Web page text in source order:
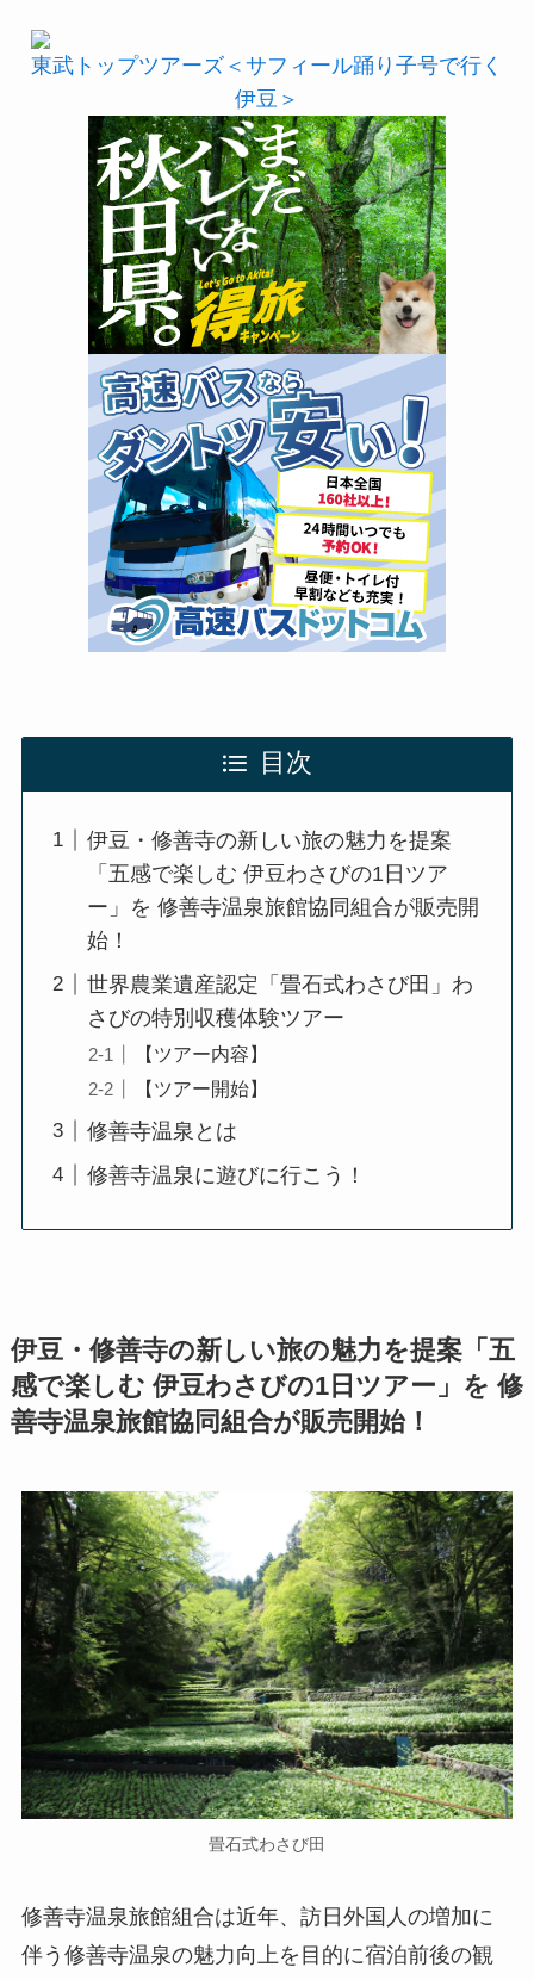
東武トップツアーズ＜サフィール踊り子号で行く
伊豆＞
目次
伊豆・修善寺の新しい旅の魅力を提案
「五感で楽しむ 伊豆わさびの1日ツア
ー」を 修善寺温泉旅館協同組合が販売開
始！
世界農業遺産認定「畳石式わさび田」わ
さびの特別収穫体験ツアー
【ツアー内容】
【ツアー開始】
修善寺温泉とは
修善寺温泉に遊びに行こう！
伊豆・修善寺の新しい旅の魅力を提案「五
感で楽しむ 伊豆わさびの1日ツアー」を 修
善寺温泉旅館協同組合が販売開始！
畳石式わさび田
修善寺温泉旅館組合は近年、訪日外国人の増加に
伴う修善寺温泉の魅力向上を目的に宿泊前後の観